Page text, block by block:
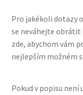
Pro jakékoli dotazy
se neváhejte obrátit
zde, abychom vám
nejlepším možném
Pokud v popisu není